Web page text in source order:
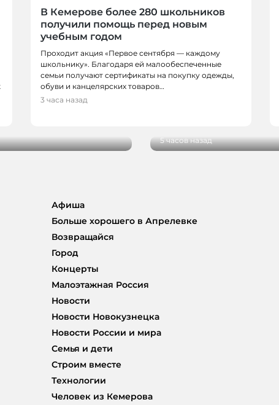
В Кемерове более 280 школьников
получили помощь перед новым
учебным годом
Проходит акция «Первое сентября — каждому
школьнику». Благодаря ей малообеспеченные
семьи получают сертификаты на покупку одежды,
обуви и канцелярских товаров…
3 часа назад
НОВОСТИ
5 часов назад
Афиша
Больше хорошего в Апрелевке
Возвращайся
Город
Концерты
Малоэтажная Россия
Новости
Новости Новокузнецка
Новости России и мира
Семья и дети
Строим вместе
Технологии
Человек из Кемерова